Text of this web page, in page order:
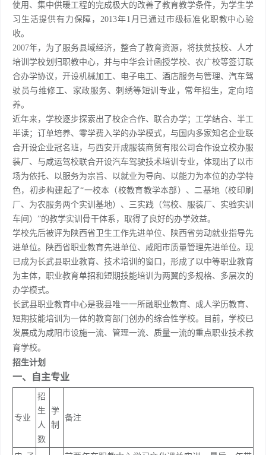
使用、集中供暖工程的完成极大的改善了教育教学条件，为学生学
习生活提供有力保障，2013年1月已通过市级标准化职教中心验
收。
2007年，为了服务县域经济，整合了教育资源，将扶贫技校、人才
培训学校划归职教中心，并与中华会计函授学校、农广校等签订联
合办学协议，开设机械加工、电子电工、酒店服务与管理、汽车驾
驶员与维修工、家政服务、刺绣等短训专业，常年招生，定向培
养。
近年来，学校逐步探索出了校企合作、联合办学；工学结合、半工
半读；订单培养、零学费入学的办学模式，与国内多家知名企业联
合开设企业冠名班，与西安开成服装商贸有限公司合作设立校办服
装厂、与咸运驾校联合开设汽车驾驶技术培训专业，体现出了以市
场为依托、以服务为宗旨、以就业为导向、以能力为本位的办学特
色，初步构建起了“一校本（校教育教学本部）、二基地（校印刷
厂、为农服务两个实训基地）、三实践（驾校、服装厂、实验实训
车间）”的教学实训骨干体系，取得了良好的办学效益。
学校先后被评为陕西省卫生工作先进单位、陕西省劳动就业指导先
进单位。陕西省职业教育先进单位、咸阳市质量管理先进单位。现
已成为长武县职业教育、技术培训的窗口，形成了以中等职业教育
为主体，职业教育单招和短期技能培训为两翼的多规格、多层次的
办学模式。
长武县职业教育中心是我县唯一一所融职业教育、成人学历教育、
短期技能培训为一体的教育部门创办的综合性学校。目前，学校已
发展成为咸阳市设施一流、管理一流、质量一流的重点职业技术教
育学校。
招生计划
一、自主专业
专业
招
生
人
数
学
制
备注